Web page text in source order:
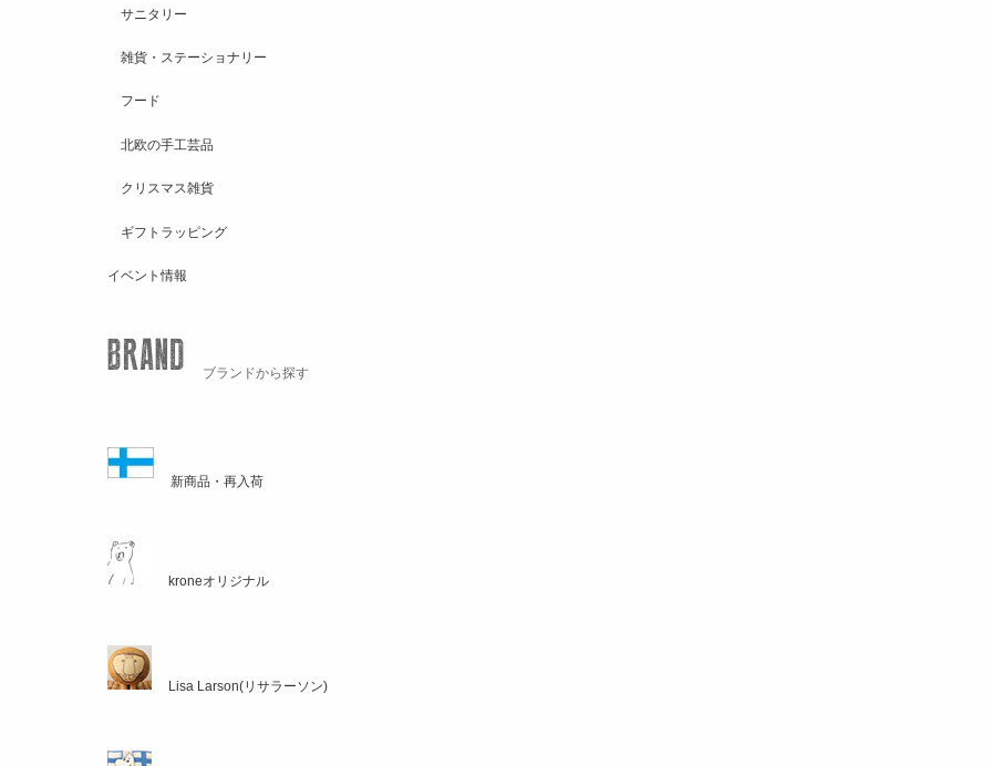
サニタリー
雑貨・ステーショナリー
フード
北欧の手工芸品
クリスマス雑貨
ギフトラッピング
イベント情報
ブランドから探す
新商品・再入荷
kroneオリジナル
Lisa Larson(リサラーソン)